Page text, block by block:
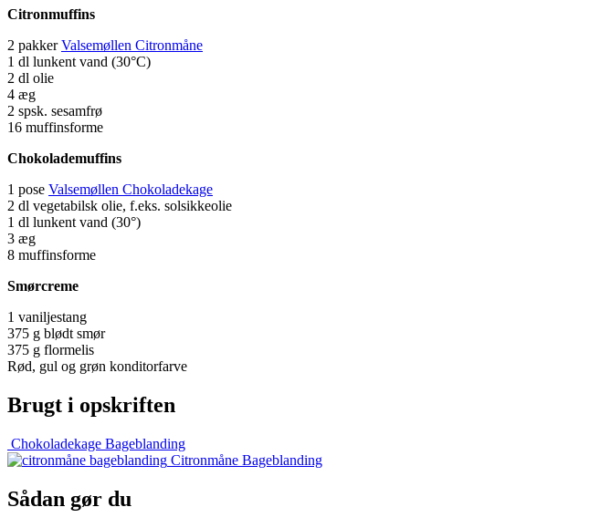
Citronmuffins
2 pakkerValsemøllen Citronmåne
1 dl lunkent vand (30°C)
2 dl olie
4 æg
2 spsk. sesamfrø
16 muffinsforme
Chokolademuffins
1 pose Valsemøllen Chokoladekage
2 dl vegetabilsk olie, f.eks. solsikkeolie
1 dl lunkent vand (30°)
3 æg
8 muffinsforme
Smørcreme
1 vaniljestang
375 g blødt smør
375 g flormelis
Rød, gul og grøn konditorfarve
Brugt i opskriften
Chokoladekage Bageblanding
Citronmåne Bageblanding
Sådan gør du